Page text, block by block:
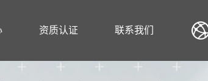
资质认证 联系我们